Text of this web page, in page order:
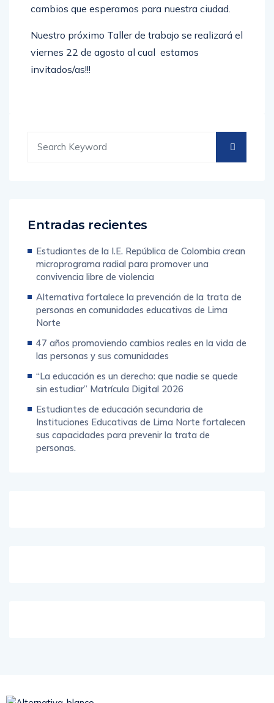
cambios que esperamos para nuestra ciudad.
Nuestro próximo Taller de trabajo se realizará el
viernes 22 de agosto al cual estamos
invitados/as!!!
Entradas recientes
Estudiantes de la I.E. República de Colombia crean
microprograma radial para promover una
convivencia libre de violencia
Alternativa fortalece la prevención de la trata de
personas en comunidades educativas de Lima
Norte
47 años promoviendo cambios reales en la vida de
las personas y sus comunidades
“La educación es un derecho: que nadie se quede
sin estudiar” Matrícula Digital 2026
Estudiantes de educación secundaria de
Instituciones Educativas de Lima Norte fortalecen
sus capacidades para prevenir la trata de
personas.